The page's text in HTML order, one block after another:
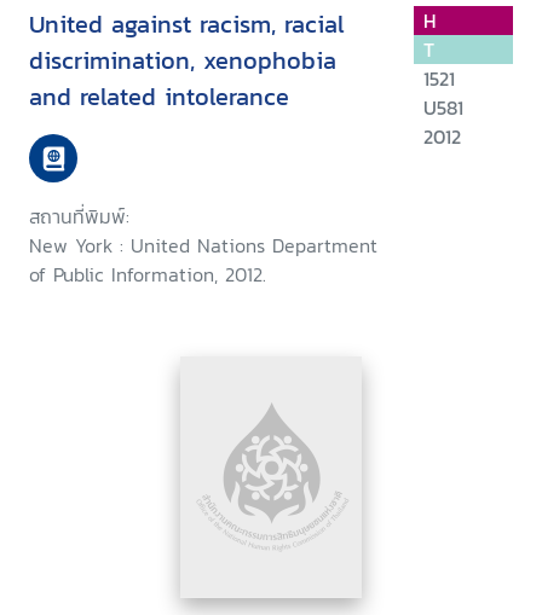
United against racism, racial
discrimination, xenophobia
and related intolerance
สถานที่พิมพ์:
New York : United Nations Department
of Public Information, 2012.
H
T
1521
U581
2012